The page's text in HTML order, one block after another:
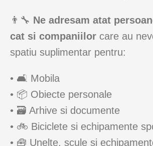
👨‍🔧 Ne adresam atat
cat si companiilor care au
spatiu suplimentar pentru:
• 🛋️ Mobila
• 📦 Obiecte personale
• 🗃️ Arhive si documente
• 🚲 Biciclete si echipamente
• 🧰 Unelte, scule si